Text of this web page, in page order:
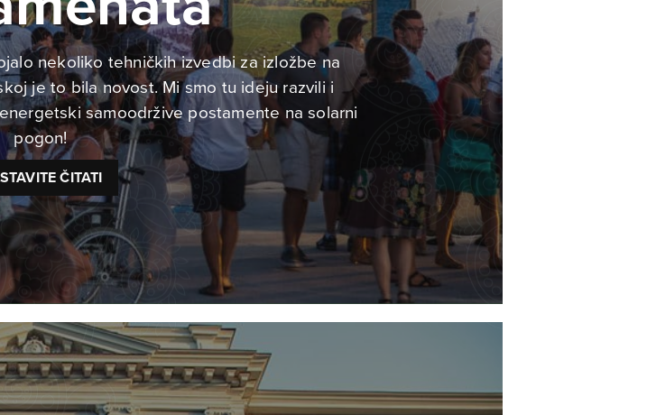
nekoliko tehničkih izvedbi za izložbe na
je to bila novost. Mi smo tu ideju razvili i
samoodržive postamente na solarni
pogon!
ČITATI